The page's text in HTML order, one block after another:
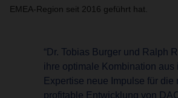
EMEA-Region seit 2016 geführt hat.
“Dr. Tobias Burger und Ralph
ihre optimale Kombination aus
Expertise neue Impulse für die
profitable Entwicklung von